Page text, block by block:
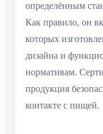
определённым
Как правило, он
которых
дизайна и
нормативам.
продукция
контакте с пищей.